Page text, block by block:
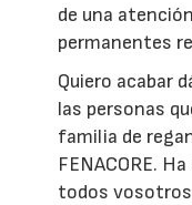
de una
permanentes
Quiero acabar
las personas
familia de
FENACORE.
todos